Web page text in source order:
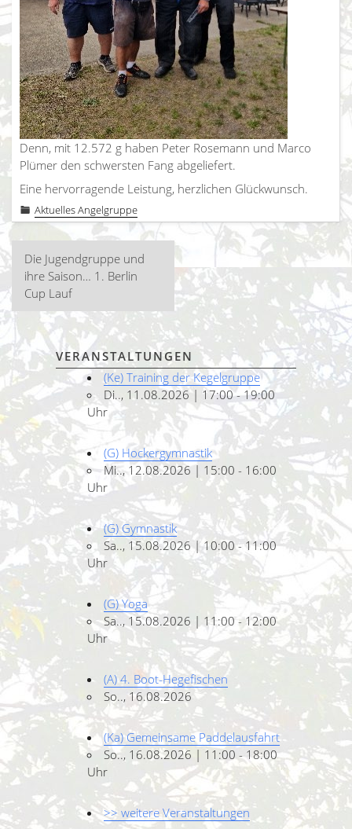
Denn, mit 12.572 g haben Peter Rosemann und Marco
Plümer den schwersten Fang abgeliefert.
Eine hervorragende Leistung, herzlichen Glückwunsch.
Aktuelles Angelgruppe
Beitragsnavigation
Die Jugendgruppe und
ihre Saison… 1. Berlin
Cup Lauf
VERANSTALTUNGEN
(Ke) Training der Kegelgruppe
Di.., 11.08.2026 | 17:00 - 19:00
Uhr
(G) Hockergymnastik
Mi.., 12.08.2026 | 15:00 - 16:00
Uhr
(G) Gymnastik
Sa.., 15.08.2026 | 10:00 - 11:00
Uhr
(G) Yoga
Sa.., 15.08.2026 | 11:00 - 12:00
Uhr
(A) 4. Boot-Hegefischen
So.., 16.08.2026
(Ka) Gemeinsame Paddelausfahrt
So.., 16.08.2026 | 11:00 - 18:00
Uhr
>> weitere Veranstaltungen